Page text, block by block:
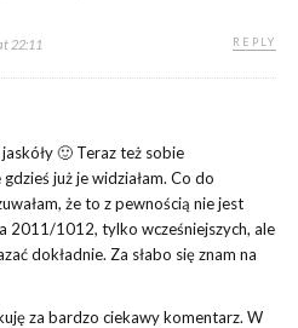
22:11 REPLY
🙂 Teraz też sobie
już je widziałam. Co do
że to z pewnością nie jest
2011/1012, tylko wcześniejszych, ale
dokładnie. Za słabo się znam na
za bardzo ciekawy komentarz. W